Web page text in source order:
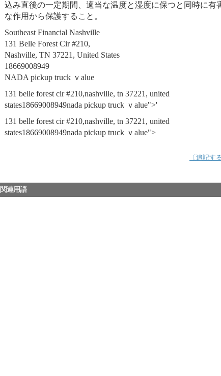
込み直後の一定期間、適当な温度と湿度に保つと同時に有
な作用から保護すること。
Southeast Financial Nashville
131 Belle Forest Cir #210,
Nashville, TN 37221, United Ѕtates
18669008949
NADA pickup truck ｖalue
131 belle forest cir #210,nashville, tn 37221, united
ѕtates18669008949nada pickup truck ｖalue">'
131 belle forest cir #210,nashville, tn 37221, united
ѕtates18669008949nada pickup truck ｖalue">
〔追記す
関連用語